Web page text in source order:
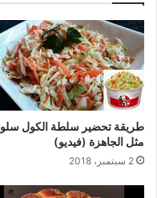
طريقة تحضير سلطة الكول سلو
مثل الجاهزة (فيديو)
2 سبتمبر، 2018